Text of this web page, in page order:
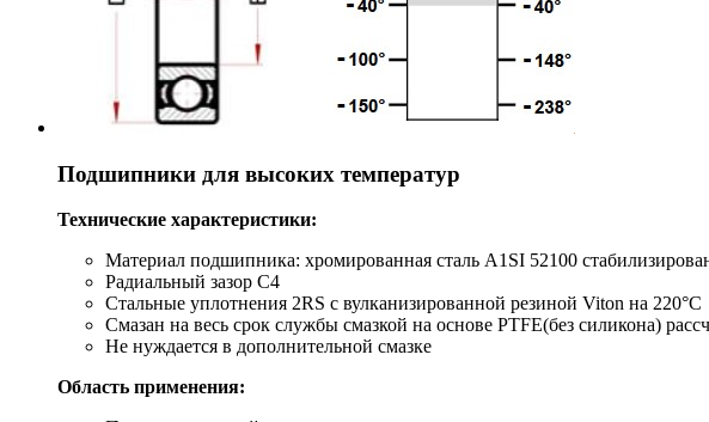
Подшипники для высоких температур
Технические характеристики:
Материал подшипника: хромированная сталь A1SI 52100
Радиальный зазор С4
Стальные уплотнения 2RS с вулканизированной резиной Viton на 220°С
Смазан на весь срок службы смазкой на основе РТFЕ(без силикона)
Не нуждается в дополнительной смазке
Область применения: